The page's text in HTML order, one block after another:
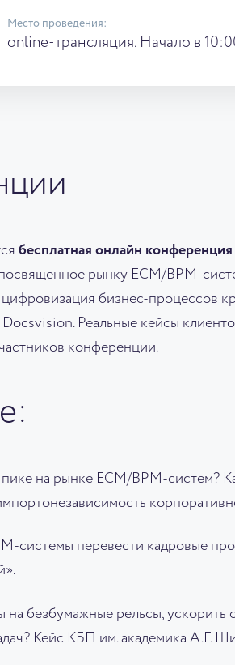
Место проведения:
online-трансляция. Начало в
бесплатная онлайн
рынку ЕСМ/BPM-
бизнес-процессов
Реальные кейсы
конференции.
на рынке ECM/BPM-систем?
системы перевести кадровые
на безбумажные рельсы,
Кейс КБП им. академика А.Г.